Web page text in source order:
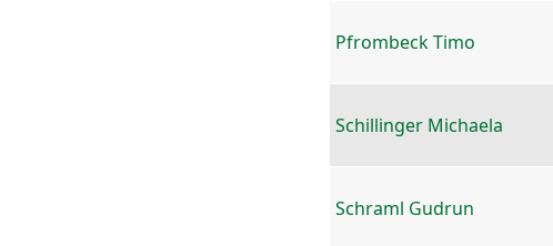
Pfrombeck Timo
Schillinger Michaela
Schraml Gudrun